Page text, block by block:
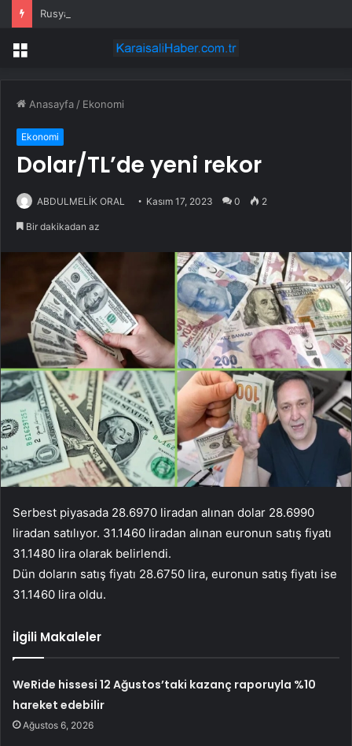
Menü
Anasayfa / Ekonomi
Ekonomi
Dolar/TL’de yeni rekor
ABDULMELİK ORAL Kasım 17, 2023 0 2
Bir dakikadan az
Serbest piyasada 28.6970 liradan alınan dolar 28.6990
liradan satılıyor. 31.1460 liradan alınan euronun satış fiyatı
31.1480 lira olarak belirlendi.
Dün doların satış fiyatı 28.6750 lira, euronun satış fiyatı ise
31.1460 lira oldu.
İlgili Makaleler
WeRide hissesi 12 Ağustos’taki kazanç raporuyla %10
hareket edebilir
Ağustos 6, 2026